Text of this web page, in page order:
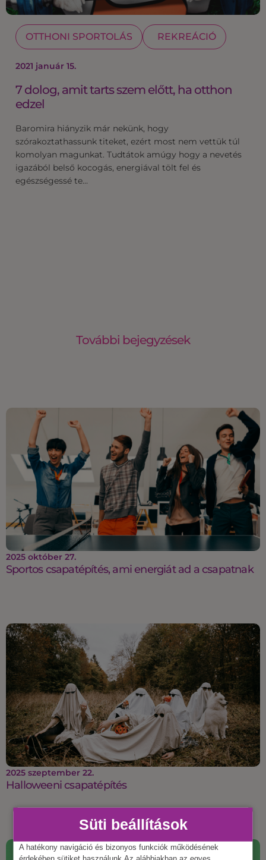
OTTHONI SPORTOLÁS REKREÁCIÓ
2021 január 15.
7 dolog, amit tarts szem előtt, ha otthon
edzel
Baromira hiányzik már nekünk, hogy
szórakoztathassunk titeket, ezért most nem vettük túl
komolyan magunkat. Tudtátok amúgy hogy a nevetés
igazából belső kocogás, energiával tölt fel és
egészségessé te…
További bejegyzések
2025 október 27.
Sportos csapatépítés, ami energiát ad a csapatnak
2025 szeptember 22.
Halloweeni csapatépítés
Süti beállítások
A hatékony navigáció és bizonyos funkciók működésének